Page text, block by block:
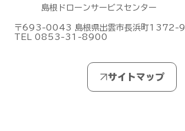
島根ドローンサービスセンター
〒693-0043 島根県出雲市長浜町1372-9
TEL 0853-31-8900